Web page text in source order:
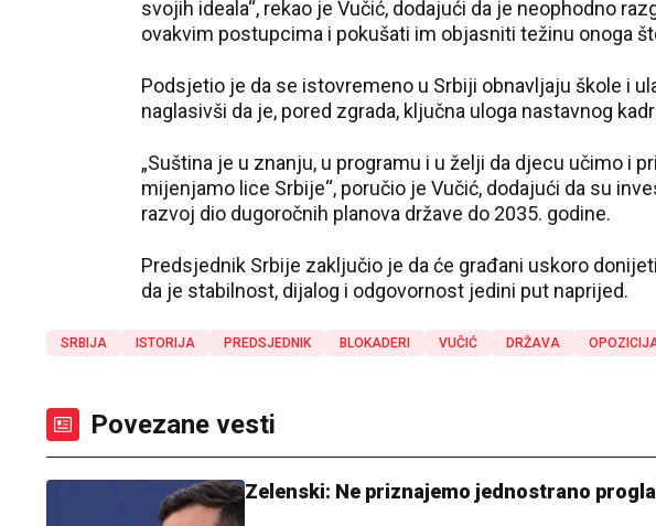
svojih ideala“, rekao je Vučić, dodajući da je neophodno
ovakvim postupcima i pokušati im objasniti težinu onoga
Podsjetio je da se istovremeno u Srbiji obnavljaju škole i
naglasivši da je, pored zgrada, ključna uloga nastavnog
„Suština je u znanju, u programu i u želji da djecu učimo i
mijenjamo lice Srbije“, poručio je Vučić, dodajući da su
razvoj dio dugoročnih planova države do 2035. godine.
Predsjednik Srbije zaključio je da će građani uskoro
da je stabilnost, dijalog i odgovornost jedini put naprijed.
SRBIJA ISTORIJA PREDSJEDNIK BLOKADERI VUČIĆ DRŽAVA
Povezane vesti
Zelenski: Ne priznajemo jednostrano